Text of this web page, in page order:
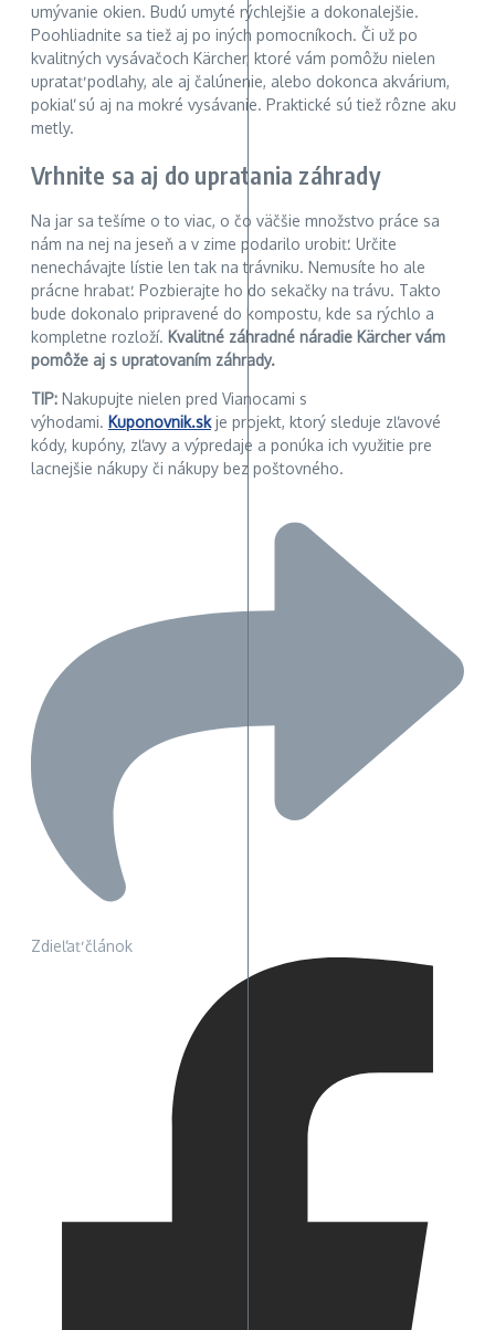
umývanie okien. Budú umyté rýchlejšie a dokonalejšie.
Poohliadnite sa tiež aj po iných pomocníkoch. Či už po
kvalitných vysávačoch Kärcher, ktoré vám pomôžu nielen
upratať podlahy, ale aj čalúnenie, alebo dokonca akvárium,
pokiaľ sú aj na mokré vysávanie. Praktické sú tiež rôzne aku
metly.
Vrhnite sa aj do upratania záhrady
Na jar sa tešíme o to viac, o čo väčšie množstvo práce sa
nám na nej na jeseň a v zime podarilo urobiť. Určite
nenechávajte lístie len tak na trávniku. Nemusíte ho ale
prácne hrabať. Pozbierajte ho do sekačky na trávu. Takto
bude dokonalo pripravené do kompostu, kde sa rýchlo a
kompletne rozloží. Kvalitné záhradné náradie Kärcher vám
pomôže aj s upratovaním záhrady.
TIP: Nakupujte nielen pred Vianocami s
výhodami. Kuponovnik.skje projekt, ktorý sleduje zľavové
kódy, kupóny, zľavy a výpredaje a ponúka ich využitie pre
lacnejšie nákupy či nákupy bez poštovného.
Zdieľať článok